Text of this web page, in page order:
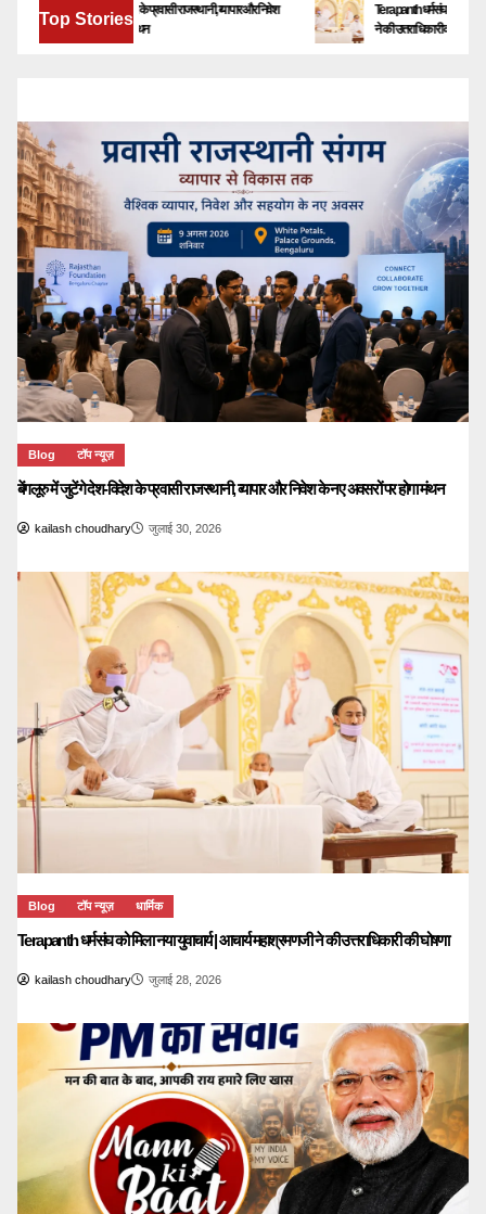
Top Stories
बेंगलूरु में जुटेंगे देश-विदेश के प्रवासी राजस्थानी, व्यापार और निवेश
के नए अवसरों पर होगा मंथन
Terapanth धर्मसंघ को मिला नया
ने की उत्तराधिकारी की घोषणा
Blog टॉप न्यूज़
बेंगलूरु में जुटेंगे देश-विदेश के प्रवासी राजस्थानी, व्यापार और निवेश के नए अवसरों पर होगा मंथन
kailash choudhary जुलाई 30, 2026
Blog टॉप न्यूज़ धार्मिक
Terapanth धर्मसंघ को मिला नया युवाचार्य | आचार्य महाश्रमणजी ने की उत्तराधिकारी की घोषणा
kailash choudhary जुलाई 28, 2026